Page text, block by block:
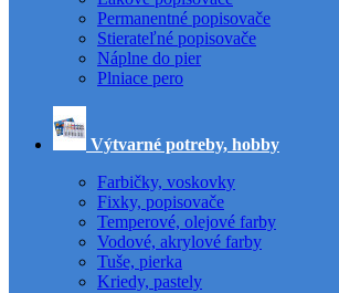
Permanentné popisovače
Stierateľné popisovače
Náplne do pier
Plniace pero
Výtvarné potreby, hobby
Farbičky, voskovky
Fixky, popisovače
Temperové, olejové farby
Vodové, akrylové farby
Tuše, pierka
Kriedy, pastely